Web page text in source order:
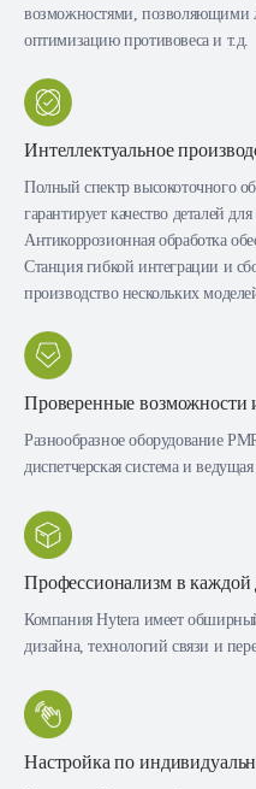
возможностями, позволяющими
оптимизацию противовеса и т.д.
Интеллектуальное
Полный спектр высокоточного
гарантирует качество деталей
Антикоррозионная обработка
Станция гибкой интеграции и
производство нескольких
Проверенные возможности
Разнообразное оборудование
диспетчерская система и
Профессионализм в каждой
Компания Hytera имеет
дизайна, технологий связи и
Настройка по